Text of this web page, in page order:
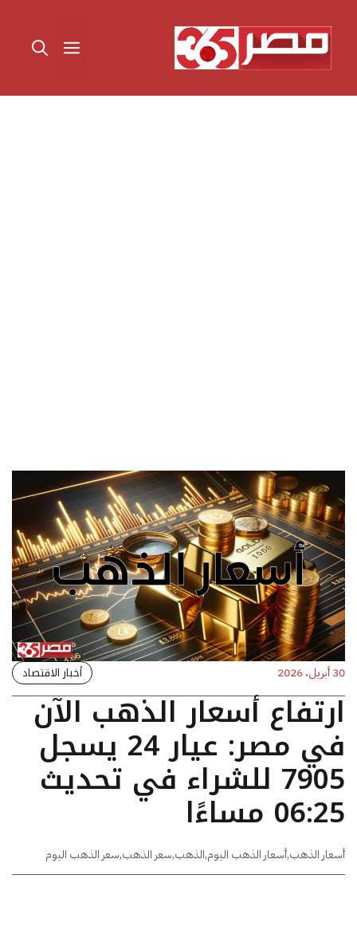
المحتوى القائمة
30 أبريل، 2026 أخبار الاقتصاد
ارتفاع أسعار الذهب الآن
في مصر: عيار 24 يسجل
7905 للشراء في تحديث
06:25 مساءًا
أسعار الذهب,أسعار الذهب اليوم,الذهب,سعر الذهب,سعر الذهب اليوم